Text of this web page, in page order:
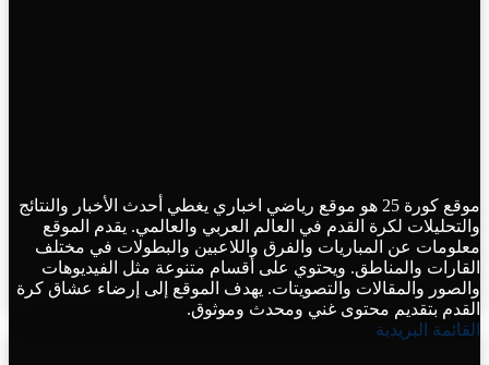
موقع كورة 25 هو موقع رياضي اخباري يغطي أحدث الأخبار والنتائج
والتحليلات لكرة القدم في العالم العربي والعالمي. يقدم الموقع
معلومات عن المباريات والفرق واللاعبين والبطولات في مختلف
القارات والمناطق. ويحتوي على أقسام متنوعة مثل الفيديوهات
والصور والمقالات والتصويتات. يهدف الموقع إلى إرضاء عشاق كرة
القدم بتقديم محتوى غني ومحدث وموثوق.
القائمة البريدية